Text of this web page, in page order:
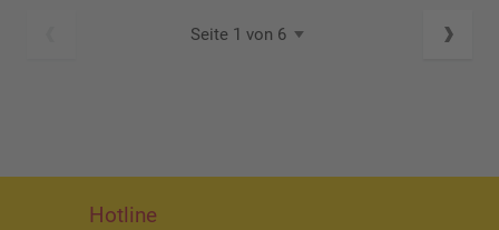
Seite 1 von 6
Hotline